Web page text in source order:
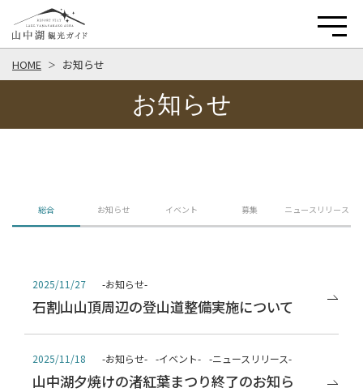
HOME お知らせ
お知らせ
総合 お知らせ イベント 募集 ニュースリリース
2025/11/27 -お知らせ-
石割山山頂周辺の登山道整備実施について
2025/11/18 -お知らせ- -イベント- -ニュースリリース-
山中湖夕焼けの渚紅葉まつり終了のお知ら